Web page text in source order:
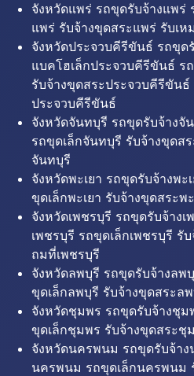
จังหวัดแพร่ รถขุดรับจ้างแพร่
แพร่ รับจ้างขุดสระแพร่ รับเ
จังหวัดประจวบคีรีขันธ์ รถขุด
แบคโฮเล็กประจวบคีรีขันธ์ ร
รับจ้างขุดสระประจวบคีรีขัน
ประจวบคีรีขันธ์
จังหวัดจันทบุรี รถขุดรับจ้างจั
รถขุดเล็กจันทบุรี รับจ้างขุดส
จันทบุรี
จังหวัดพะเยา รถขุดรับจ้างพะ
ขุดเล็กพะเยา รับจ้างขุดสระพ
จังหวัดเพชรบุรี รถขุดรับจ้าง
เพชรบุรี รถขุดเล็กเพชรบุรี รั
ถมที่เพชรบุรี
จังหวัดลพบุรี รถขุดรับจ้างลพ
ขุดเล็กลพบุรี รับจ้างขุดสระล
จังหวัดชุมพร รถขุดรับจ้างชุ
ขุดเล็กชุมพร รับจ้างขุดสระ
จังหวัดนครพนม รถขุดรับจ้า
นครพนม รถขุดเล็กนครพนม